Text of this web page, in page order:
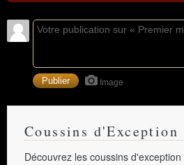
Image
Coussins d'Exception
Découvrez les coussins d'exception